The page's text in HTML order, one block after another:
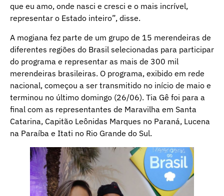
que eu amo, onde nasci e cresci e o mais incrível,
representar o Estado inteiro”, disse.
A mogiana fez parte de um grupo de 15 merendeiras de
diferentes regiões do Brasil selecionadas para participar
do programa e representar as mais de 300 mil
merendeiras brasileiras. O programa, exibido em rede
nacional, começou a ser transmitido no início de maio e
terminou no último domingo (26/06). Tia Gê foi para a
final com as representantes de Maravilha em Santa
Catarina, Capitão Leônidas Marques no Paraná, Lucena
na Paraíba e Itati no Rio Grande do Sul.